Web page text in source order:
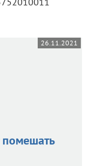
26.11.2021
помешать